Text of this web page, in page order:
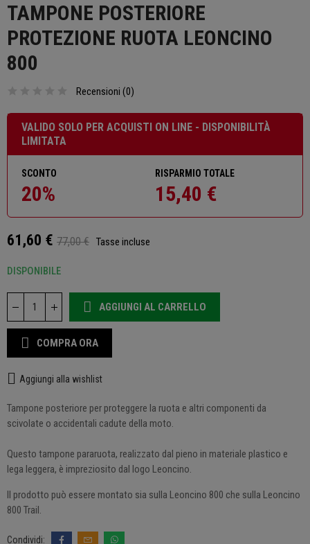
TAMPONE POSTERIORE
PROTEZIONE RUOTA LEONCINO
800
Recensioni (0)
VALIDO SOLO PER ACQUISTI ON LINE - DISPONIBILITÀ
LIMITATA
SCONTO
20%
RISPARMIO TOTALE
15,40 €
61,60 € 77,00 € Tasse incluse
DISPONIBILE
AGGIUNGI AL CARRELLO
COMPRA ORA
Aggiungi alla wishlist
Tampone posteriore per proteggere la ruota e altri componenti da
scivolate o accidentali cadute della moto.
Questo tampone pararuota, realizzato dal pieno in materiale plastico e
lega leggera, è impreziosito dal logo Leoncino.
Il prodotto può essere montato sia sulla Leoncino 800 che sulla Leoncino
800 Trail.